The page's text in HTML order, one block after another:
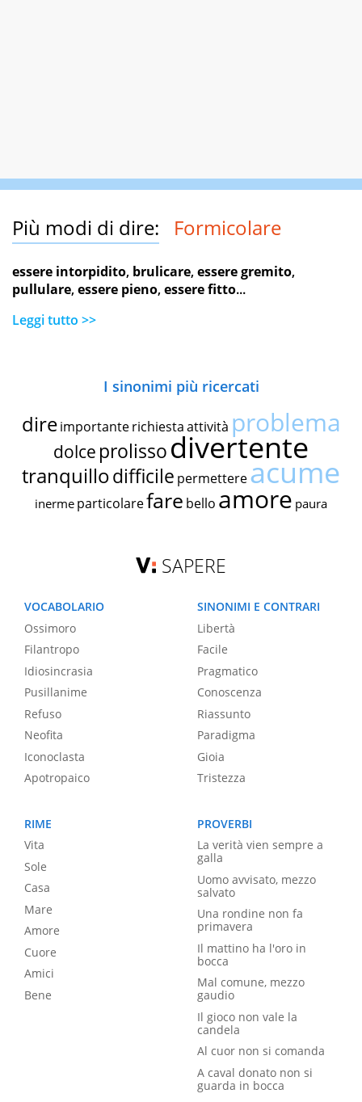
Più modi di dire: Formicolare
essere intorpidito, brulicare,essere gremito,
pullulare,essere pieno,essere fitto...
Leggi tutto >>
I sinonimi più ricercati
dire importante richiestaattività problema
dolce prolissodivertente
tranquillodifficile permettereacume
inerme particolarefare bello amore paura
SAPERE
VOCABOLARIO
Ossimoro
Filantropo
Idiosincrasia
Pusillanime
Refuso
Neofita
Iconoclasta
Apotropaico
SINONIMI E CONTRARI
Libertà
Facile
Pragmatico
Conoscenza
Riassunto
Paradigma
Gioia
Tristezza
RIME
Vita
Sole
Casa
Mare
Amore
Cuore
Amici
Bene
PROVERBI
La verità vien sempre a
galla
Uomo avvisato, mezzo
salvato
Una rondine non fa
primavera
Il mattino ha l'oro in
bocca
Mal comune, mezzo
gaudio
Il gioco non vale la
candela
Al cuor non si comanda
A caval donato non si
guarda in bocca